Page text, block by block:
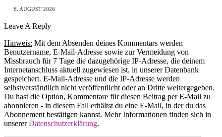
8. AUGUST 2026
Leave A Reply
Hinweis: Mit dem Absenden deines Kommentars werden
Benutzername, E-Mail-Adresse sowie zur Vermeidung von
Missbrauch für 7 Tage die dazugehörige IP-Adresse, die deinem
Internetanschluss aktuell zugewiesen ist, in unserer Datenbank
gespeichert. E-Mail-Adresse und die IP-Adresse werden
selbstverständlich nicht veröffentlicht oder an Dritte weitergegeben.
Du hast die Option, Kommentare für diesen Beitrag per E-Mail zu
abonnieren - in diesem Fall erhältst du eine E-Mail, in der du das
Abonnement bestätigen kannst. Mehr Informationen finden sich in
unsererDatenschutzerklärung.